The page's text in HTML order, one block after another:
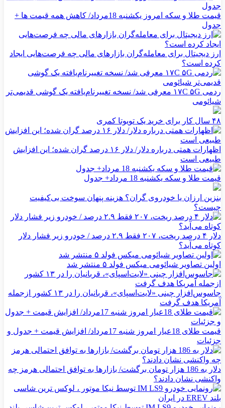
قیمت طلا و سکه امروز یکشنبه 18مرداد/ کاهش همه قیمت ها +
جدول
ارز دیجیتال برای معامله‌گران بازارهای مالی چه فرصت‌هایی ایجاد
کرده است؟
ردمی ۱۷C ۵G معرفی شد/ نسخه تغییرنام‌یافته یک گوشی قدیمی‌تر
شیائومی
۴۸ سال کار برای خرید یک تویوتا کمری
اظهارات همتی درباره دلار/ دلار ۱۶ درصد گران شده؛ این افزایش
طبیعی است
قیمت طلا و سکه یکشنبه 18 مرداد+ جدول
بنزین ارزان یا خودروی گران؟ هزینه پنهان سوخت بی‌کیفیت
چیست؟
دلار ۴ درصد ریخت، ۲۰۷ فقط ۲.۹ درصد / خودرو زیر فشار دلار
کوتاه می‌آید؟
اولین تصاویر شیائومی میکس فولد ۵ منتشر شد
جاسوس‌افزار چینی «لایت‌اسپای»، قربانیان را در ۱۳ کشور ازجمله
آمریکا هدف گرفت
قیمت طلای 18عیار امروز شنبه 17مرداد/ افزایش قیمت + جدول و
جزئیات
دلار به 186 هزار تومان برگشت/ بازارها به توافق احتمالی هرمز چه
واکنشی نشان دادند؟